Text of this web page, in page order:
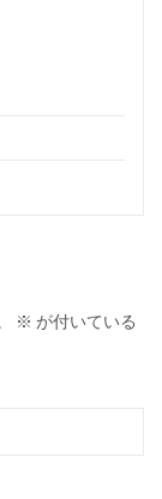
※ が付いている